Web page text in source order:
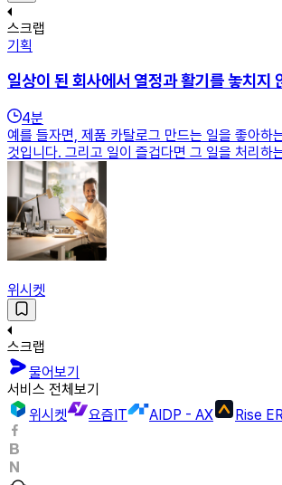
스크랩
기획
일상이 된 회사에서 열정과 활기를 놓치지
4분
예를 들자면, 제품 카탈로그 만드는 일을 좋아하
것입니다. 그리고 일이 즐겁다면 그 일을 처리하
위시켓
스크랩
물어보기
서비스 전체보기
위시켓
요즘IT AIDP - AX Rise